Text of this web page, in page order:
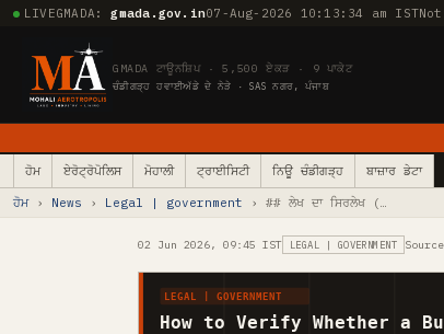
LIVEGMADA:gmada.gov.in07-Aug-2026 10:13:35 am IST
GMADA ਟਾਊਨਸ਼ਿਪ · 5,500 ਏਕੜ · 9 ਪਾਕੇਟ
ਚੰਡੀਗੜ੍ਹ ਹਵਾਈਅੱਡੇ ਦੇ ਨੇੜੇ · SAS ਨਗਰ, ਪੰਜਾਬ
ਹੋਮ ਏਰੋਟ੍ਰੋਪੋਲਿਸ ਮੋਹਾਲੀ ਟ੍ਰਾਈਸਿਟੀ ਨਿਊ ਚੰਡੀਗੜ੍ਹ ਬਾਜ਼ਾਰ ਡੇਟਾ
ਹੋਮ › News › Legal | government › ## ਲੇਖ ਦਾ ਸਿਰਲੇਖ (…
02 Jun 2026, 09:45 IST LEGAL | GOVERNMENT
LEGAL | GOVERNMENT
How to Verify Whether a